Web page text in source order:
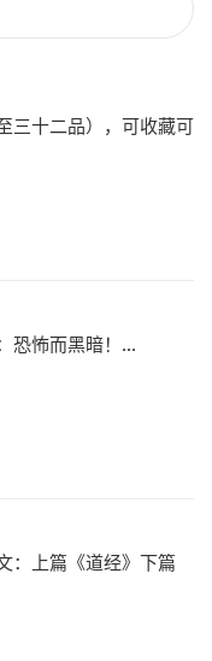
三十二品），可收藏可
恐怖而黑暗！...
：上篇《道经》下篇